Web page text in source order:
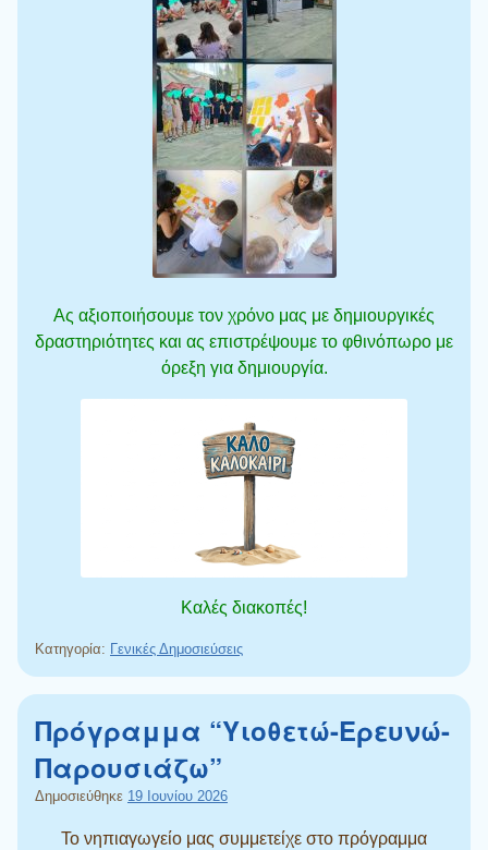
Ας αξιοποιήσουμε τον χρόνο μας με δημιουργικές
δραστηριότητες και ας επιστρέψουμε το φθινόπωρο με
όρεξη για δημιουργία.
Καλές διακοπές!
Κατηγορία: Γενικές Δημοσιεύσεις
Πρόγραμμα “Υιοθετώ-Ερευνώ-
Παρουσιάζω”
Δημοσιεύθηκε 19 Ιουνίου 2026
Το νηπιαγωγείο μας συμμετείχε στο πρόγραμμα